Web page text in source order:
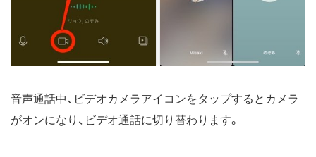
音声通話中、ビデオカメラアイコンをタップするとカメラ
がオンになり、ビデオ通話に切り替わります。